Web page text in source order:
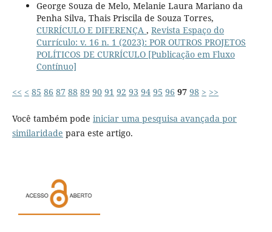
George Souza de Melo, Melanie Laura Mariano da
Penha Silva, Thais Priscila de Souza Torres,
CURRÍCULO E DIFERENÇA , Revista Espaço do
Currículo: v. 16 n. 1 (2023): POR OUTROS PROJETOS
POLÍTICOS DE CURRÍCULO [Publicação em Fluxo
Contínuo]
<< < 85 86 87 88 89 90 91 92 93 94 95 96 97 98 > >>
Você também pode iniciar uma pesquisa avançada por
similaridade para este artigo.